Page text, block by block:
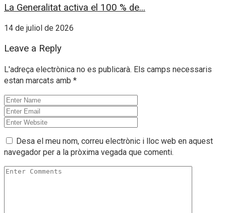
La Generalitat activa el 100 % de...
14 de juliol de 2026
Leave a Reply
L'adreça electrònica no es publicarà. Els camps necessaris
estan marcats amb *
Desa el meu nom, correu electrònic i lloc web en aquest
navegador per a la pròxima vegada que comenti.